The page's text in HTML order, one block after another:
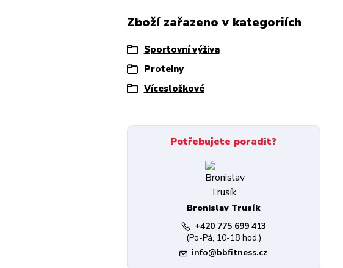
Zboží zařazeno v kategoriích
Sportovní výživa
Proteiny
Vícesložkové
Potřebujete poradit?
Bronislav Trusík
+420 775 699 413
(Po-Pá, 10-18 hod.)
info@bbfitness.cz